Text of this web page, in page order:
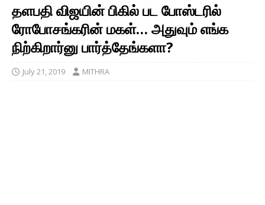
தளபதி விஜயின் பிகில் பட போஸ்டரில்
ரோபோசங்கரின் மகள்… அதுவும் எங்க
நிற்கிறார்னு பார்த்தேங்களா?
July 21, 2019 MITHRA